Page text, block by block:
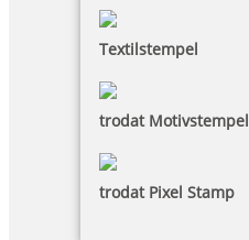
Textilstempel
trodat Motivstempel
trodat Pixel Stamp